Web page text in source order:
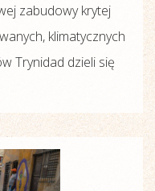
zabudowy krytej
klimatycznych
Trynidad dzieli się